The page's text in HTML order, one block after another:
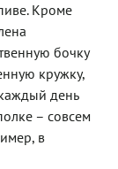
Кроме
бочку
кружку,
день
– совсем
в